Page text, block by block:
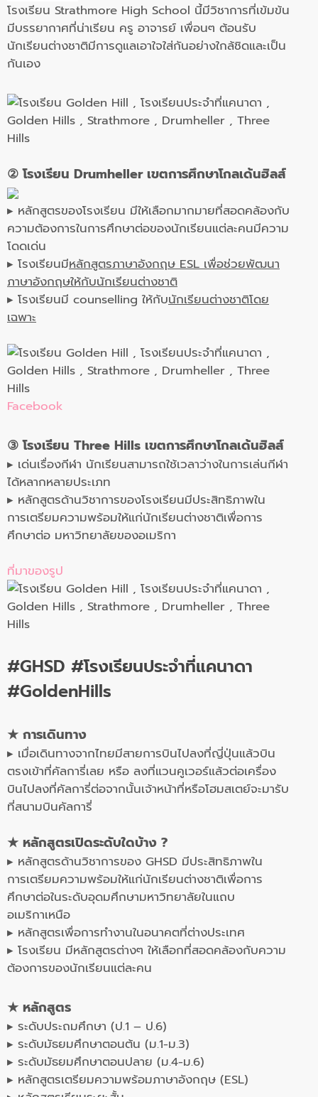
โรงเรียน Strathmore High School นี้มีวิชาการที่เข้มข้น
มีบรรยากาศที่น่าเรียน ครู อาจารย์ เพื่อนๆ ต้อนรับ
นักเรียนต่างชาติมีการดูแลเอาใจใส่กันอย่างใกล้ชิดและเป็น
กันเอง
②โรงเรียน Drumheller เขตการศึกษาโกลเด้นฮิลส์
▸ หลักสูตรของโรงเรียน มีให้เลือกมากมายที่สอดคล้องกับ
ความต้องการในการศึกษาต่อของนักเรียนแต่ละคนมีความ
โดดเด่น
▸ โรงเรียนมีหลักสูตรภาษาอังกฤษ ESL เพื่อช่วยพัฒนา
ภาษาอังกฤษให้กับนักเรียนต่างชาติ
▸ โรงเรียนมี counselling ให้กับนักเรียนต่างชาติโดย
เฉพาะ
Facebook
③ โรงเรียน Three Hills เขตการศึกษาโกลเด้นฮิลส์
▸ เด่นเรื่องกีฬา นักเรียนสามารถใช้เวลาว่างในการเล่นกีฬา
ได้หลากหลายประเภท
▸ หลักสูตรด้านวิชาการของโรงเรียนมีประสิทธิภาพใน
การเตรียมความพร้อมให้แก่นักเรียนต่างชาติเพื่อการ
ศึกษาต่อ มหาวิทยาลัยของอเมริกา
ที่มาของรูป
#GHSD #โรงเรียนประจำที่แคนาดา
#GoldenHills
★ การเดินทาง
▸ เมื่อเดินทางจากไทยมีสายการบินไปลงที่ญี่ปุ่นแล้วบิน
ตรงเข้าที่คัลการี่เลย หรือ ลงที่แวนคูเวอร์แล้วต่อเครื่อง
บินไปลงที่คัลการี่ต่อจากนั้นเจ้าหน้าที่หรือโฮมสเตย์จะมารับ
ที่สนามบินคัลการี่
★ หลักสูตรเปิดระดับใดบ้าง ?
▸ หลักสูตรด้านวิชาการของ GHSD มีประสิทธิภาพใน
การเตรียมความพร้อมให้แก่นักเรียนต่างชาติเพื่อการ
ศึกษาต่อในระดับอุดมศึกษามหาวิทยาลัยในแถบ
อเมริกาเหนือ
▸ หลักสูตรเพื่อการทำงานในอนาคตที่ต่างประเทศ
▸ โรงเรียน มีหลักสูตรต่างๆ ให้เลือกที่สอดคล้องกับความ
ต้องการของนักเรียนแต่ละคน
★ หลักสูตร
▸ ระดับประถมศึกษา (ป.1 – ป.6)
▸ ระดับมัธยมศึกษาตอนต้น (ม.1-ม.3)
▸ ระดับมัธยมศึกษาตอนปลาย (ม.4-ม.6)
▸ หลักสูตรเตรียมความพร้อมภาษาอังกฤษ (ESL)